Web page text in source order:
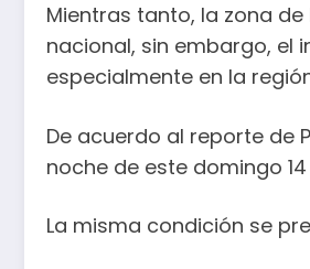
Mientras tanto, la zona
nacional, sin embargo, el
especialmente en la
De acuerdo al reporte de
noche de este domingo
La misma condición se